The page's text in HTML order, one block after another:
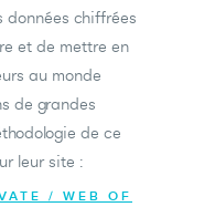
données chiffrées
et de mettre en
au monde
de grandes
de ce
leur site :
/ WEB OF